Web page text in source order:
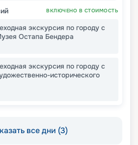
ВКЛЮЧЕНО В СТОИМОСТЬ
экскурсия по городу с
Остапа Бендера
экскурсия по городу с
исторического
все дни (3)